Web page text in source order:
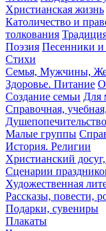
Христианская жизнь
Католичество и
толкования
Поэзия Песенники и
Стихи
Семья, Мужчины,
Здоровье. Питание О
Создание семьи Для
Справочная,
Малые группы
История. Религии
Христианский
Сценарии
Художественная
Рассказы, повести,
Подарки, сувениры
Плакаты